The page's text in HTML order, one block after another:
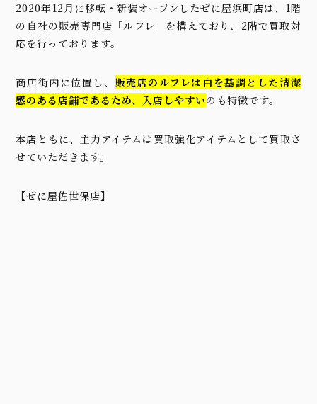
2020年12月に移転・新装オープンしたぜに屋浜町店は、1階
の自社の販売専門店「ルフレ」を構えており、2階で買取対
応を行っております。
商店街内に位置し、 販売店のルフレは白を基調とした清潔
感のある店舗であるため、入店しやすいのも特徴です。
本店ともに、主力アイテムは買取強化アイテムとして買取さ
せていただきます。
【ぜに屋佐世保店】